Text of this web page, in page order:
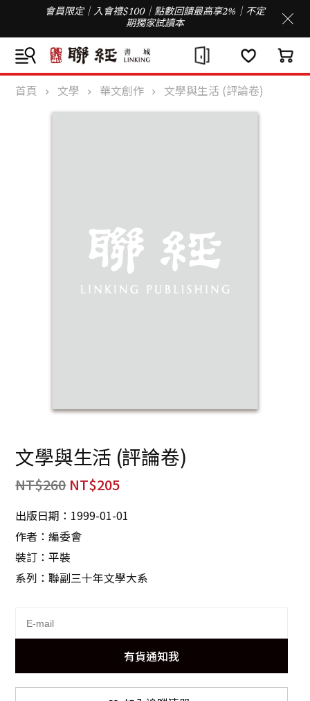
會員限定｜入會禮$100｜點數回饋最高享2%｜不定
期獨家試讀本
首頁 文學 華文創作 文學與生活 (評論卷)
文學與生活 (評論卷)
NT$260 NT$205
出版日期：1999-01-01
作者：編委會
裝訂：平裝
系列：聯副三十年文學大系
有貨通知我